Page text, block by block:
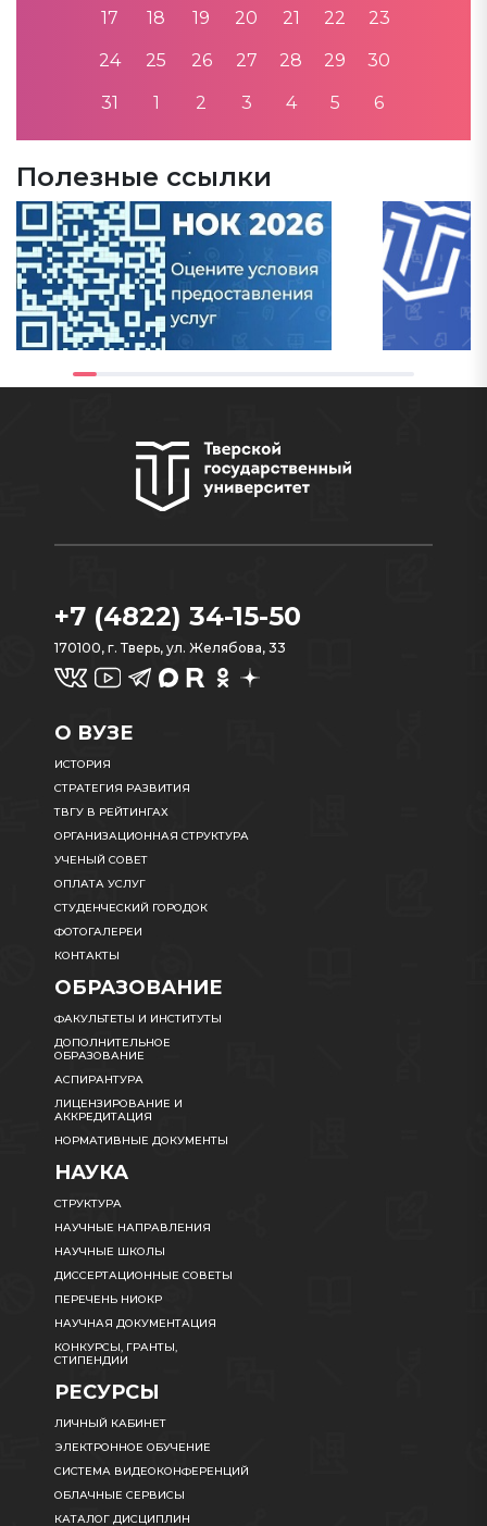
17 18 19 20 21 22 23
24 25 26 27 28 29 30
31 1 2 3 4 5 6
Полезные ссылки
+7 (4822) 34-15-50
170100, г. Тверь, ул. Желябова, 33
О ВУЗЕ
ИСТОРИЯ
СТРАТЕГИЯ РАЗВИТИЯ
ТВГУ В РЕЙТИНГАХ
ОРГАНИЗАЦИОННАЯ СТРУКТУРА
УЧЕНЫЙ СОВЕТ
ОПЛАТА УСЛУГ
СТУДЕНЧЕСКИЙ ГОРОДОК
ФОТОГАЛЕРЕИ
КОНТАКТЫ
ОБРАЗОВАНИЕ
ФАКУЛЬТЕТЫ И ИНСТИТУТЫ
ДОПОЛНИТЕЛЬНОЕ
ОБРАЗОВАНИЕ
АСПИРАНТУРА
ЛИЦЕНЗИРОВАНИЕ И
АККРЕДИТАЦИЯ
НОРМАТИВНЫЕ ДОКУМЕНТЫ
НАУКА
СТРУКТУРА
НАУЧНЫЕ НАПРАВЛЕНИЯ
НАУЧНЫЕ ШКОЛЫ
ДИССЕРТАЦИОННЫЕ СОВЕТЫ
ПЕРЕЧЕНЬ НИОКР
НАУЧНАЯ ДОКУМЕНТАЦИЯ
КОНКУРСЫ, ГРАНТЫ,
СТИПЕНДИИ
РЕСУРСЫ
ЛИЧНЫЙ КАБИНЕТ
ЭЛЕКТРОННОЕ ОБУЧЕНИЕ
СИСТЕМА ВИДЕОКОНФЕРЕНЦИЙ
ОБЛАЧНЫЕ СЕРВИСЫ
КАТАЛОГ ДИСЦИПЛИН